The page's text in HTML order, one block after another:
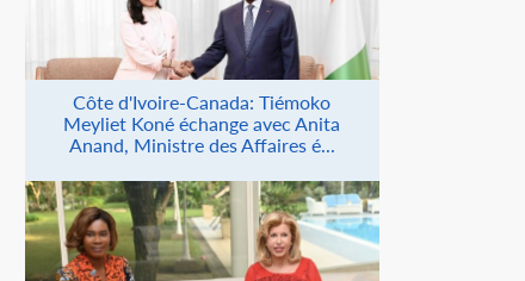
Côte d'Ivoire-Canada: Tiémoko
Meyliet Koné échange avec Anita
Anand, Ministre des Affaires é...